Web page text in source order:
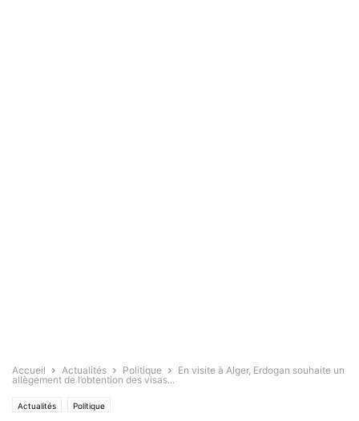
Accueil Actualités Politique
En visite à Alger, Erdogan souhaite un
allègement de l’obtention des visas...
Actualités Politique